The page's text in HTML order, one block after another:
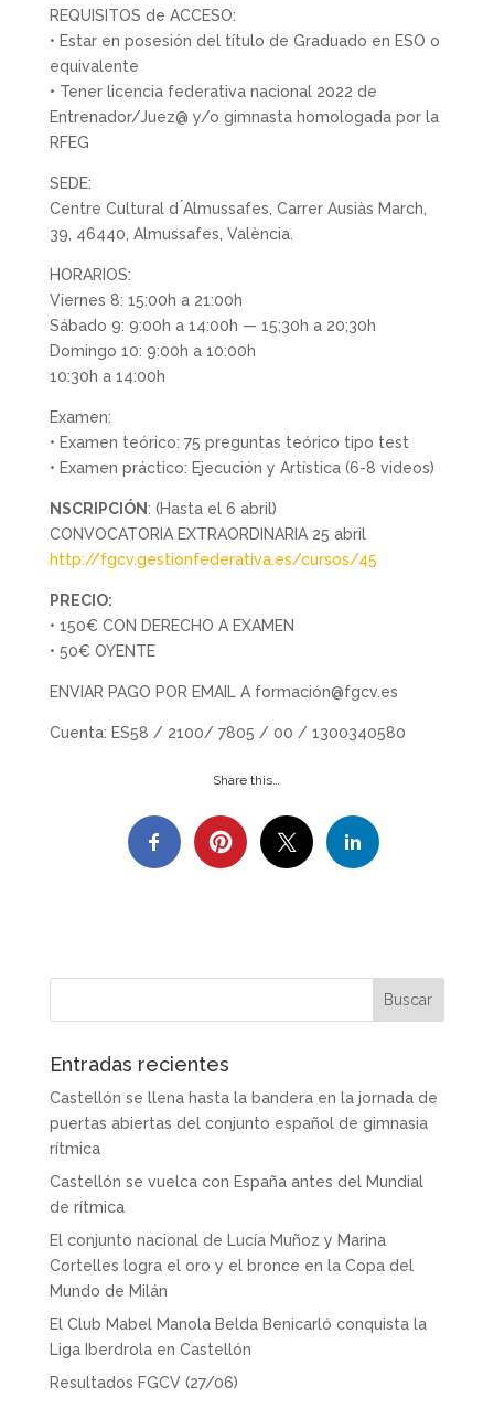
REQUISITOS de ACCESO:
• Estar en posesión del título de Graduado en ESO o
equivalente
• Tener licencia federativa nacional 2022 de
Entrenador/Juez@ y/o gimnasta homologada por la
RFEG
SEDE:
Centre Cultural d ́Almussafes, Carrer Ausiàs March,
39, 46440, Almussafes, València.
HORARIOS:
Viernes 8: 15:00h a 21:00h
Sábado 9: 9:00h a 14:00h — 15;30h a 20;30h
Domingo 10: 9:00h a 10:00h
10:30h a 14:00h
Examen:
• Examen teórico: 75 preguntas teórico tipo test
• Examen práctico: Ejecución y Artística (6-8 videos)
NSCRIPCIÓN: (Hasta el 6 abril)
CONVOCATORIA EXTRAORDINARIA 25 abril
http://fgcv.gestionfederativa.es/cursos/45
PRECIO:
• 150€ CON DERECHO A EXAMEN
• 50€ OYENTE
ENVIAR PAGO POR EMAIL A formación@fgcv.es
Cuenta: ES58 / 2100/ 7805 / 00 / 1300340580
Share this…
Entradas recientes
Castellón se llena hasta la bandera en la jornada de
puertas abiertas del conjunto español de gimnasia
rítmica
Castellón se vuelca con España antes del Mundial
de rítmica
El conjunto nacional de Lucía Muñoz y Marina
Cortelles logra el oro y el bronce en la Copa del
Mundo de Milán
El Club Mabel Manola Belda Benicarló conquista la
Liga Iberdrola en Castellón
Resultados FGCV (27/06)